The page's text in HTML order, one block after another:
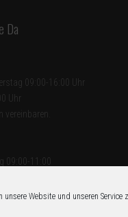
unsere Website und unseren Service
Da
09:00-16:00 Uhr
Uhr
vereinbaren
09:00-11:00